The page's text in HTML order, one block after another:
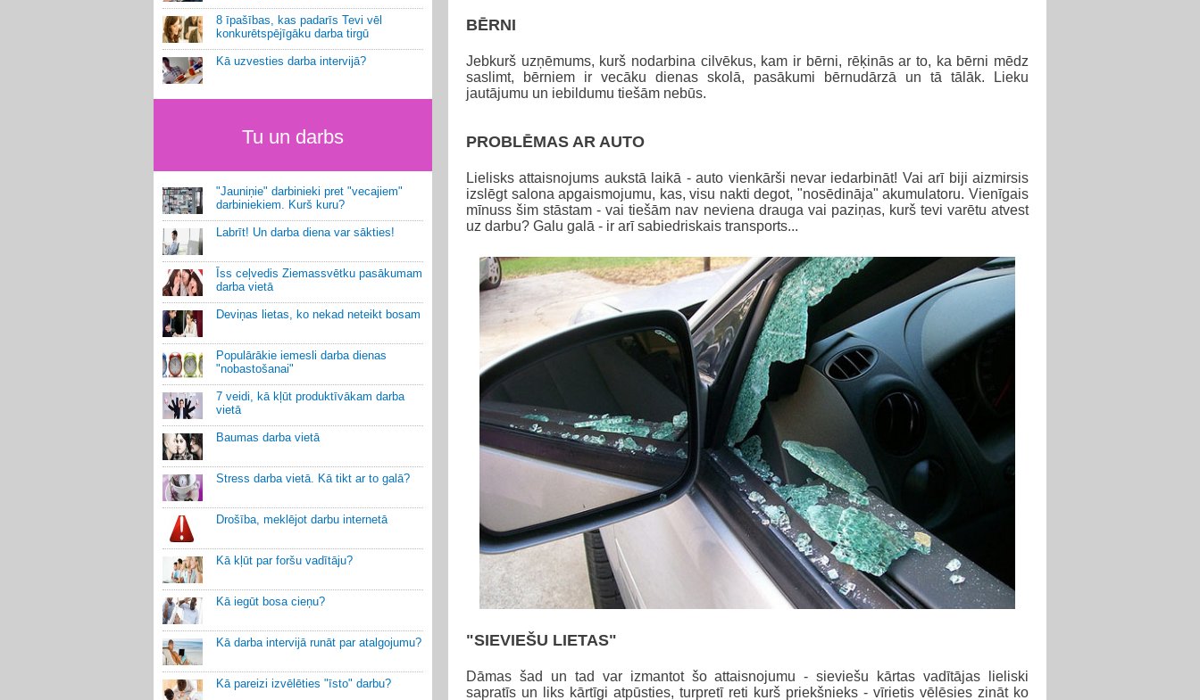
8 īpašības, kas padarīs Tevi vēl
konkurētspējīgāku darba tirgū
Kā uzvesties darba intervijā?
Tu un darbs
"Jauniņie" darbinieki pret "vecajiem"
darbiniekiem. Kurš kuru?
Labrīt! Un darba diena var sākties!
Īss ceļvedis Ziemassvētku pasākumam
darba vietā
Deviņas lietas, ko nekad neteikt bosam
Populārākie iemesli darba dienas
"nobastošanai"
7 veidi, kā kļūt produktīvākam darba
vietā
Baumas darba vietā
Stress darba vietā. Kā tikt ar to galā?
Drošība, meklējot darbu internetā
Kā kļūt par foršu vadītāju?
Kā iegūt bosa cieņu?
Kā darba intervijā runāt par atalgojumu?
Kā pareizi izvēlēties "īsto" darbu?
BĒRNI
Jebkurš uzņēmums, kurš nodarbina cilvēkus, kam ir bērni, rēķinās ar to, ka bērni mēdz
saslimt, bērniem ir vecāku dienas skolā, pasākumi bērnudārzā un tā tālāk. Lieku
jautājumu un iebildumu tiešām nebūs.
PROBLĒMAS AR AUTO
Lielisks attaisnojums aukstā laikā - auto vienkārši nevar iedarbināt! Vai arī biji aizmirsis
izslēgt salona apgaismojumu, kas, visu nakti degot, "nosēdināja" akumulatoru. Vienīgais
mīnuss šim stāstam - vai tiešām nav neviena drauga vai paziņas, kurš tevi varētu atvest
uz darbu? Galu galā - ir arī sabiedriskais transports...
"SIEVIEŠU LIETAS"
Dāmas šad un tad var izmantot šo attaisnojumu - sieviešu kārtas vadītājas lieliski
sapratīs un liks kārtīgi atpūsties, turpretī reti kurš priekšnieks - vīrietis vēlēsies zināt ko